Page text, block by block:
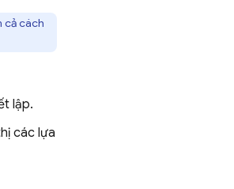
cả cách
lập.
các lựa